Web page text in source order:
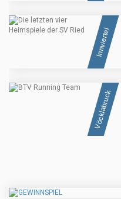
Innviertel
Vöcklabruck